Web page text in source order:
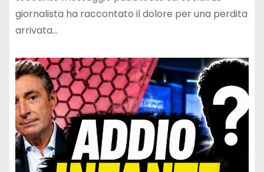
giornalista ha raccontato il dolore per una perdita
arrivata…